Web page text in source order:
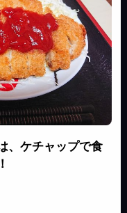
、ケチャップで食